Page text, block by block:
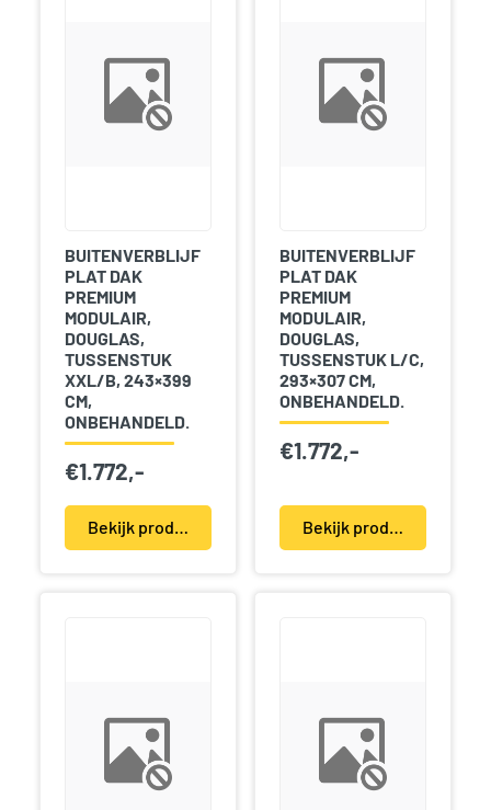
BUITENVERBLIJF
PLAT DAK
PREMIUM
MODULAIR,
DOUGLAS,
TUSSENSTUK
XXL/B, 243×399
CM,
ONBEHANDELD.
€1.772,-
Bekijk product(en)
BUITENVERBLIJF
PLAT DAK
PREMIUM
MODULAIR,
DOUGLAS,
TUSSENSTUK L/C,
293×307 CM,
ONBEHANDELD.
€1.772,-
Bekijk product(en)